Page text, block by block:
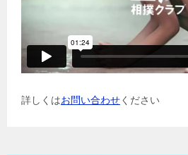
詳しくはお問い合わせください